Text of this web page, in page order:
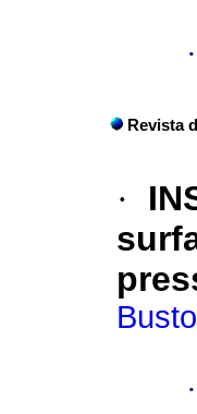
·
Revista
·
·